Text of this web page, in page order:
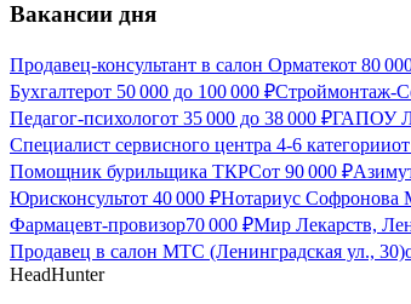
Вакансии дня
Продавец-консультант в салон Орматекот 80
Бухгалтерот 50 000 до 100 000 ₽Строймонтаж-
Педагог-психологот 35 000 до 38 000 ₽ГАПОУ
Специалист сервисного центра 4-6 категорииот
Помощник бурильщика ТКРСот 90 000 ₽
Юрисконсультот 40 000 ₽Нотариус Софронова
Фармацевт-провизор70 000 ₽Мир Лекарств,
Продавец в салон МТС (Ленинградская ул., 30)
HeadHunter